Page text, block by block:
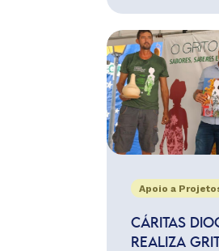
Apoio a
CÁRITAS
REALIZA